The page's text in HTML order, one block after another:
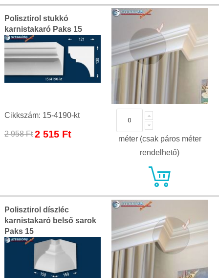
Polisztirol stukkó
karnistakaró Paks 15
Cikkszám: 15-4190-kt
2 958 Ft Special
2 515 Ft
méter (csak páros méter
rendelhető)
Polisztirol díszléc
karnistakaró belső sarok
Paks 15